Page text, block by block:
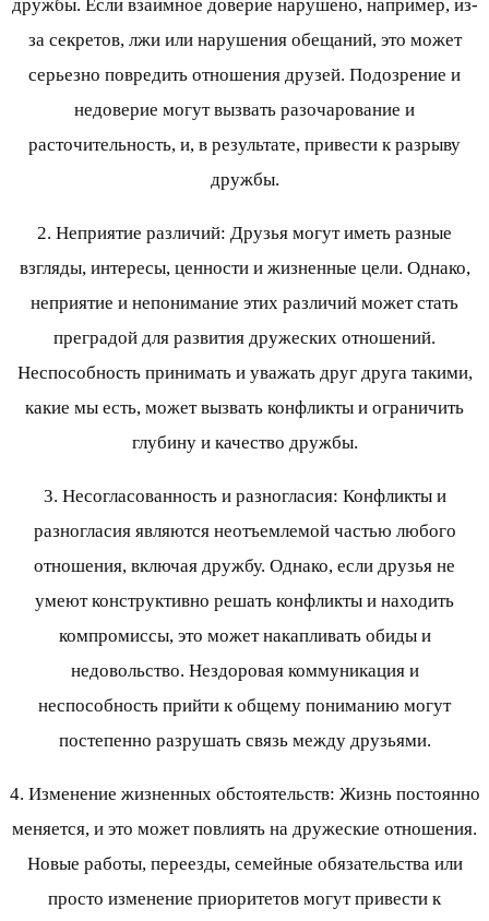
дружбы. Если взаимное доверие нарушено, например, из-
за секретов, лжи или нарушения обещаний, это может
серьезно повредить отношения друзей. Подозрение и
недоверие могут вызвать разочарование и
расточительность, и, в результате, привести к разрыву
дружбы.
2. Неприятие различий: Друзья могут иметь разные
взгляды, интересы, ценности и жизненные цели. Однако,
неприятие и непонимание этих различий может стать
преградой для развития дружеских отношений.
Неспособность принимать и уважать друг друга такими,
какие мы есть, может вызвать конфликты и ограничить
глубину и качество дружбы.
3. Несогласованность и разногласия: Конфликты и
разногласия являются неотъемлемой частью любого
отношения, включая дружбу. Однако, если друзья не
умеют конструктивно решать конфликты и находить
компромиссы, это может накапливать обиды и
недовольство. Нездоровая коммуникация и
неспособность прийти к общему пониманию могут
постепенно разрушать связь между друзьями.
4. Изменение жизненных обстоятельств: Жизнь постоянно
меняется, и это может повлиять на дружеские отношения.
Новые работы, переезды, семейные обязательства или
просто изменение приоритетов могут привести к